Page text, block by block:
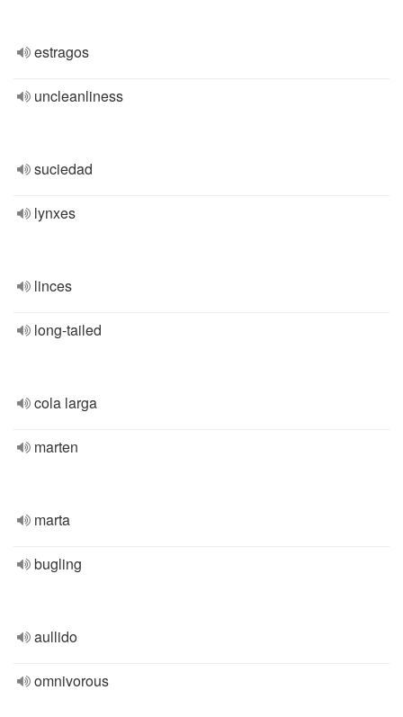
estragos
uncleanliness
suciedad
lynxes
linces
long-tailed
cola larga
marten
marta
bugling
aullido
omnivorous